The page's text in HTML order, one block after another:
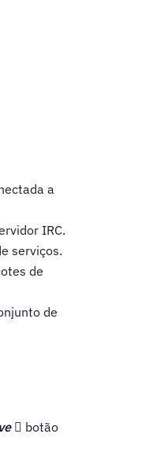
a
IRC.
serviços.
de
de
 botão